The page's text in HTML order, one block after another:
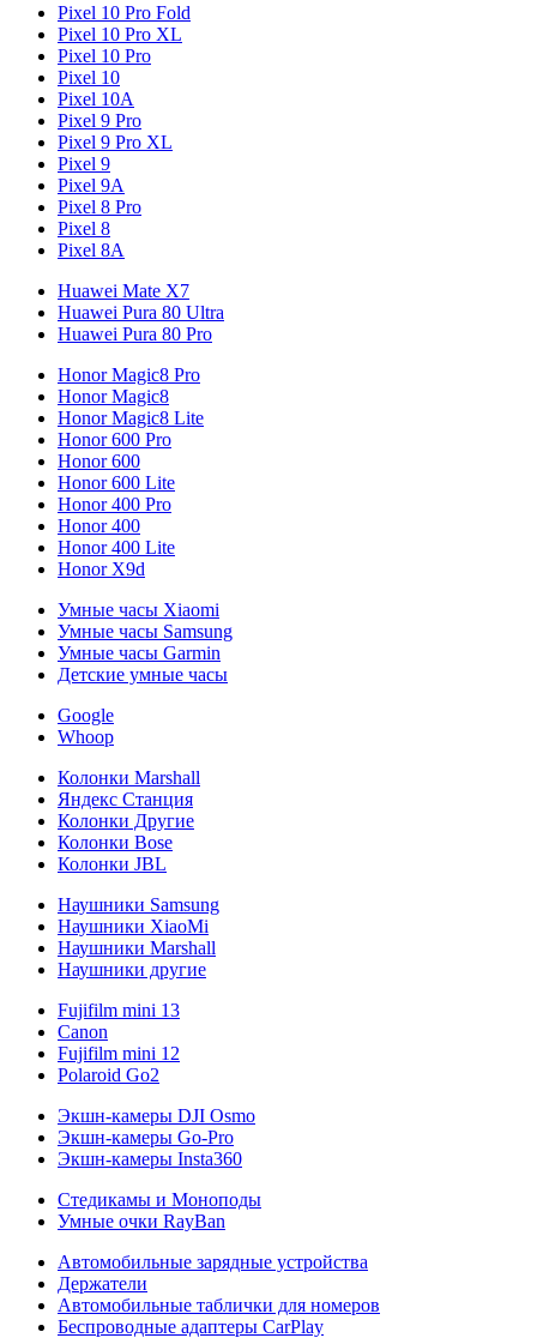
Pixel 10 Pro Fold
Pixel 10 Pro XL
Pixel 10 Pro
Pixel 10
Pixel 10A
Pixel 9 Pro
Pixel 9 Pro XL
Pixel 9
Pixel 9A
Pixel 8 Pro
Pixel 8
Pixel 8A
Huawei Mate X7
Huawei Pura 80 Ultra
Huawei Pura 80 Pro
Honor Magic8 Pro
Honor Magic8
Honor Magic8 Lite
Honor 600 Pro
Honor 600
Honor 600 Lite
Honor 400 Pro
Honor 400
Honor 400 Lite
Honor X9d
Умные часы Xiaomi
Умные часы Samsung
Умные часы Garmin
Детские умные часы
Google
Whoop
Колонки Marshall
Яндекс Станция
Колонки Другие
Колонки Bose
Колонки JBL
Наушники Samsung
Наушники XiaoMi
Наушники Marshall
Наушники другие
Fujifilm mini 13
Canon
Fujifilm mini 12
Polaroid Go2
Экшн-камеры DJI Osmo
Экшн-камеры Go-Pro
Экшн-камеры Insta360
Стедикамы и Моноподы
Умные очки RayBan
Автомобильные зарядные устройства
Держатели
Автомобильные таблички для номеров
Беспроводные адаптеры CarPlay